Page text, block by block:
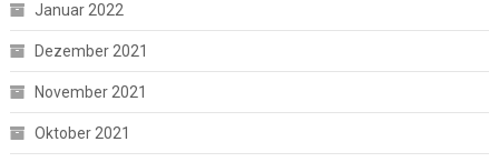
Januar 2022
Dezember 2021
November 2021
Oktober 2021